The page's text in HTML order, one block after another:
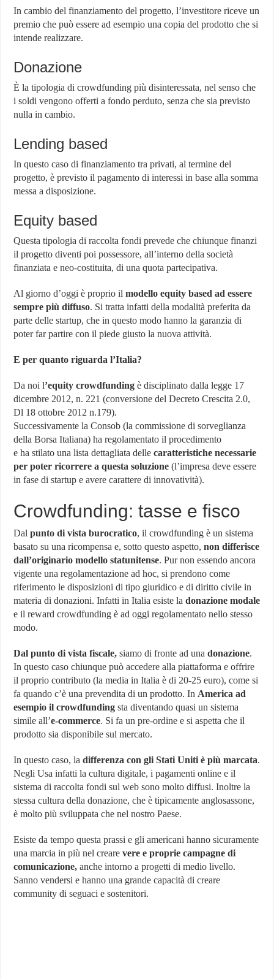
In cambio del finanziamento del progetto, l’investitore riceve un
premio che può essere ad esempio una copia del prodotto che si
intende realizzare.
Donazione
È la tipologia di crowdfunding più disinteressata, nel senso che
i soldi vengono offerti a fondo perduto, senza che sia previsto
nulla in cambio.
Lending based
In questo caso di finanziamento tra privati, al termine del
progetto, è previsto il pagamento di interessi in base alla somma
messa a disposizione.
Equity based
Questa tipologia di raccolta fondi prevede che chiunque finanzi
il progetto diventi poi possessore, all’interno della società
finanziata e neo-costituita, di una quota partecipativa.
Al giorno d’oggi è proprio ilmodello equity based ad essere
sempre più diffuso. Si tratta infatti della modalità preferita da
parte delle startup, che in questo modo hanno la garanzia di
poter far partire con il piede giusto la nuova attività.
E per quanto riguarda l’Italia?
Da noi l’equity crowdfunding è disciplinato dalla legge 17
dicembre 2012, n. 221 (conversione del Decreto Crescita 2.0,
Dl 18 ottobre 2012 n.179).
Successivamente la Consob (la commissione di sorveglianza
della Borsa Italiana) ha regolamentato il procedimento
e ha stilato una lista dettagliata dellecaratteristiche necessarie
per poter ricorrere a questa soluzione(l’impresa deve essere
in fase di startup e avere carattere di innovatività).
Crowdfunding: tasse e fisco
Dalpunto di vista burocratico, il crowdfunding è un sistema
basato su una ricompensa e, sotto questo aspetto,non differisce
dall’originario modello statunitense. Pur non essendo ancora
vigente una regolamentazione ad hoc, si prendono come
riferimento le disposizioni di tipo giuridico e di diritto civile in
materia di donazioni. Infatti in Italia esiste ladonazione modale
e il reward crowdfunding è ad oggi regolamentato nello stesso
modo.
Dal punto di vista fiscale, siamo di fronte ad unadonazione.
In questo caso chiunque può accedere alla piattaforma e offrire
il proprio contributo (la media in Italia è di 20-25 euro), come si
fa quando c’è una prevendita di un prodotto. In America ad
esempio il crowdfunding sta diventando quasi un sistema
simile all’e-commerce. Si fa un pre-ordine e si aspetta che il
prodotto sia disponibile sul mercato.
In questo caso, ladifferenza con gli Stati Uniti è più marcata.
Negli Usa infatti la cultura digitale, i pagamenti online e il
sistema di raccolta fondi sul web sono molto diffusi. Inoltre la
stessa cultura della donazione, che è tipicamente anglosassone,
è molto più sviluppata che nel nostro Paese.
Esiste da tempo questa prassi e gli americani hanno sicuramente
una marcia in più nel crearevere e proprie campagne di
comunicazione, anche intorno a progetti di medio livello.
Sanno vendersi e hanno una grande capacità di creare
community di seguaci e sostenitori.